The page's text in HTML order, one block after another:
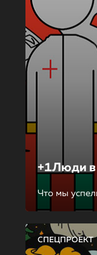
+1Люди в
Что мы
СПЕЦПРОЕКТ